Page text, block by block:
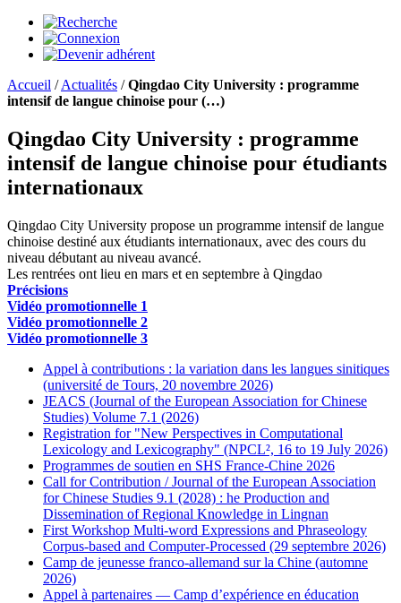
Accueil /Actualités /Qingdao City University : programme
intensif de langue chinoise pour (…)
Qingdao City University : programme
intensif de langue chinoise pour étudiants
internationaux
Qingdao City University propose un programme intensif de langue
chinoise destiné aux étudiants internationaux, avec des cours du
niveau débutant au niveau avancé.
Les rentrées ont lieu en mars et en septembre à Qingdao
Précisions
Vidéo promotionnelle 1
Vidéo promotionnelle 2
Vidéo promotionnelle 3
Appel à contributions : la variation dans les langues sinitiques
(université de Tours, 20 novembre 2026)
JEACS (Journal of the European Association for Chinese
Studies) Volume 7.1 (2026)
Registration for "New Perspectives in Computational
Lexicology and Lexicography" (NPCL², 16 to 19 July 2026)
Programmes de soutien en SHS France-Chine 2026
Call for Contribution / Journal of the European Association
for Chinese Studies 9.1 (2028) : he Production and
Dissemination of Regional Knowledge in Lingnan
First Workshop Multi-word Expressions and Phraseology
Corpus-based and Computer-Processed (29 septembre 2026)
Camp de jeunesse franco-allemand sur la Chine (automne
2026)
Appel à partenaires — Camp d’expérience en éducation